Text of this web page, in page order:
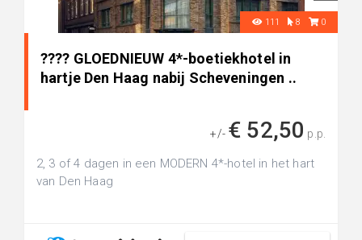
111 8 0
???? GLOEDNIEUW 4*-boetiekhotel in
hartje Den Haag nabij Scheveningen ..
+/- € 52,50 p.p.
2, 3 of 4 dagen in een MODERN 4*-hotel in het hart
van Den Haag